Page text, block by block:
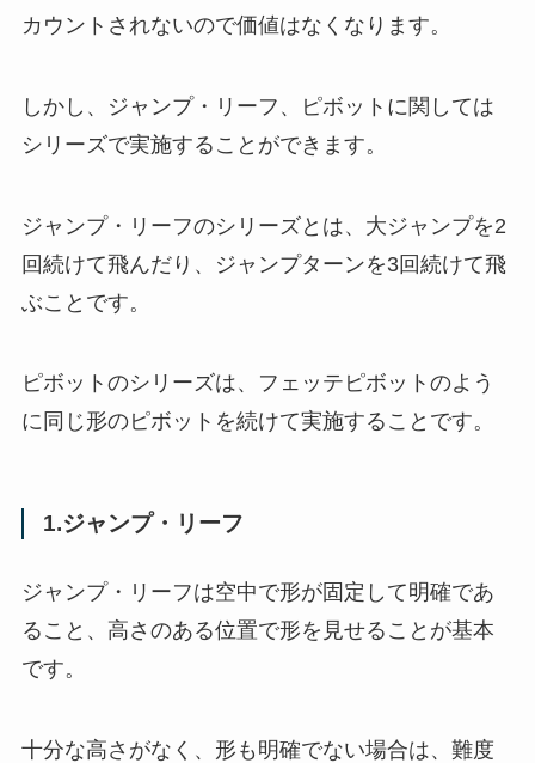
カウントされないので価値はなくなります。
しかし、ジャンプ・リーフ、ピボットに関しては
シリーズで実施することができます。
ジャンプ・リーフのシリーズとは、大ジャンプを2
回続けて飛んだり、ジャンプターンを3回続けて飛
ぶことです。
ピボットのシリーズは、フェッテピボットのよう
に同じ形のピボットを続けて実施することです。
1.ジャンプ・リーフ
ジャンプ・リーフは空中で形が固定して明確であ
ること、高さのある位置で形を見せることが基本
です。
十分な高さがなく、形も明確でない場合は、難度